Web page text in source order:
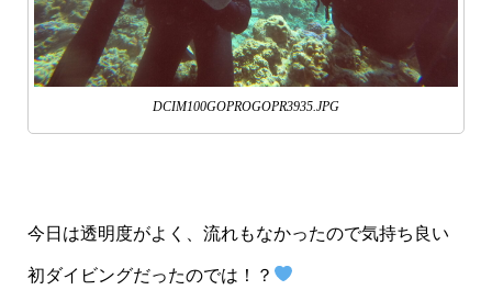
DCIM100GOPROGOPR3935.JPG
今日は透明度がよく、流れもなかったので気持ち良い
初ダイビングだったのでは！？